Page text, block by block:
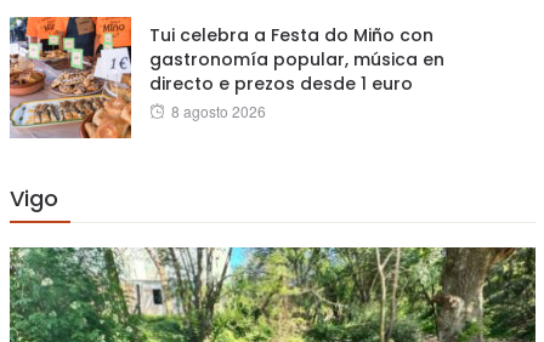
Tui celebra a Festa do Miño con
gastronomía popular, música en
directo e prezos desde 1 euro
Posted
8 agosto 2026
Vigo